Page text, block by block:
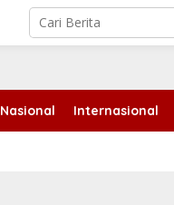
Nasional Internasional